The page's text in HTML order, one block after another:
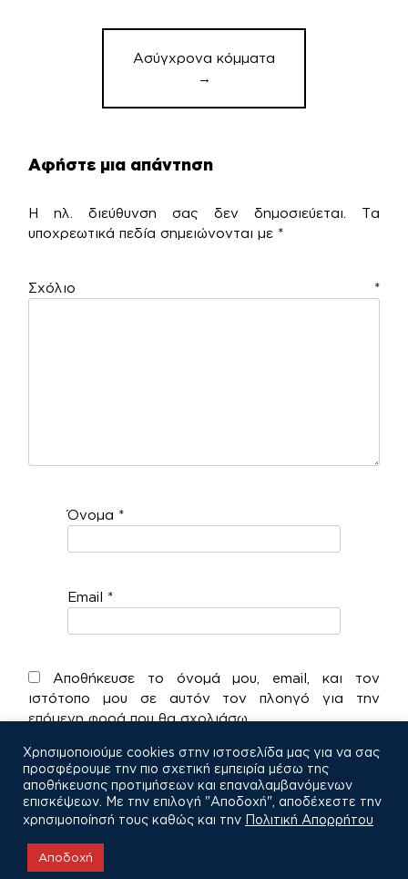
Ασύγχρονα κόμματα
→
Αφήστε μια απάντηση
Η ηλ. διεύθυνση σας δεν δημοσιεύεται.
Τα
υποχρεωτικά πεδία σημειώνονται με *
Σχόλιο *
Όνομα *
Email *
Αποθήκευσε το όνομά μου, email, και τον
ιστότοπο μου σε αυτόν τον πλοηγό για την
επόμενη φορά που θα σχολιάσω.
Χρησιμοποιούμε cookies στην ιστοσελίδα μας για να σας
προσφέρουμε την πιο σχετική εμπειρία μέσω της
αποθήκευσης προτιμήσεων και επαναλαμβανόμενων
επισκέψεων. Με την επιλογή "Αποδοχή", αποδέχεστε την
χρησιμοποίησή τους καθώς και την Πολιτική Απορρήτου
Αποδοχή